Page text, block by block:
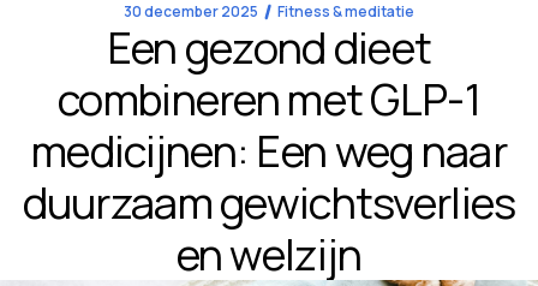
30 december 2025 Fitness & meditatie
Een gezond dieet
combineren met GLP-1
medicijnen: Een weg naar
duurzaam gewichtsverlies
en welzijn